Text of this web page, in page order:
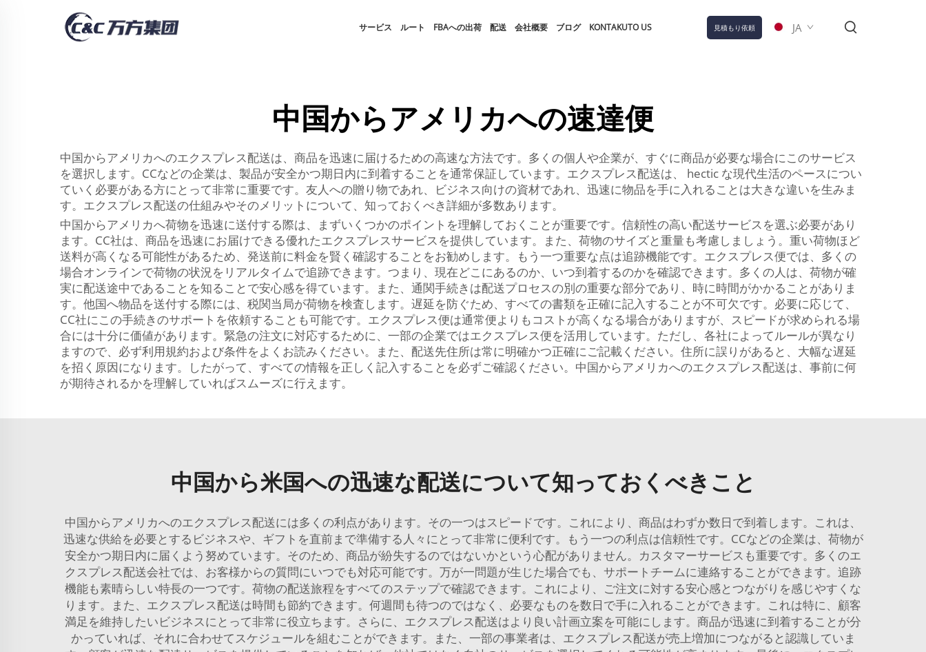
サービス ルート FBAへの出荷 配送 会社概要 ブログ KONTAKUTO US 見積もり依頼 JA
中国からアメリカへの速達便
中国からアメリカへのエクスプレス配送は、商品を迅速に届けるための高速な方法です。多くの個人や企業が、すぐに商品が必要な場合にこのサービス
を選択します。CCなどの企業は、製品が安全かつ期日内に到着することを通常保証しています。エクスプレス配送は、 hectic な現代生活のペースについ
ていく必要がある方にとって非常に重要です。友人への贈り物であれ、ビジネス向けの資材であれ、迅速に物品を手に入れることは大きな違いを生みま
す。エクスプレス配送の仕組みやそのメリットについて、知っておくべき詳細が多数あります。
中国からアメリカへ荷物を迅速に送付する際は、まずいくつかのポイントを理解しておくことが重要です。信頼性の高い配送サービスを選ぶ必要があり
ます。CC社は、商品を迅速にお届けできる優れたエクスプレスサービスを提供しています。また、荷物のサイズと重量も考慮しましょう。重い荷物ほど
送料が高くなる可能性があるため、発送前に料金を賢く確認することをお勧めします。もう一つ重要な点は追跡機能です。エクスプレス便では、多くの
場合オンラインで荷物の状況をリアルタイムで追跡できます。つまり、現在どこにあるのか、いつ到着するのかを確認できます。多くの人は、荷物が確
実に配送途中であることを知ることで安心感を得ています。また、通関手続きは配送プロセスの別の重要な部分であり、時に時間がかかることがありま
す。他国へ物品を送付する際には、税関当局が荷物を検査します。遅延を防ぐため、すべての書類を正確に記入することが不可欠です。必要に応じて、
CC社にこの手続きのサポートを依頼することも可能です。エクスプレス便は通常便よりもコストが高くなる場合がありますが、スピードが求められる場
合には十分に価値があります。緊急の注文に対応するために、一部の企業ではエクスプレス便を活用しています。ただし、各社によってルールが異なり
ますので、必ず利用規約および条件をよくお読みください。また、配送先住所は常に明確かつ正確にご記載ください。住所に誤りがあると、大幅な遅延
を招く原因になります。したがって、すべての情報を正しく記入することを必ずご確認ください。中国からアメリカへのエクスプレス配送は、事前に何
が期待されるかを理解していればスムーズに行えます。
中国から米国への迅速な配送について知っておくべきこと
中国からアメリカへのエクスプレス配送には多くの利点があります。その一つはスピードです。これにより、商品はわずか数日で到着します。これは、
迅速な供給を必要とするビジネスや、ギフトを直前まで準備する人々にとって非常に便利です。もう一つの利点は信頼性です。CCなどの企業は、荷物が
安全かつ期日内に届くよう努めています。そのため、商品が紛失するのではないかという心配がありません。カスタマーサービスも重要です。多くのエ
クスプレス配送会社では、お客様からの質問にいつでも対応可能です。万が一問題が生じた場合でも、サポートチームに連絡することができます。追跡
機能も素晴らしい特長の一つです。荷物の配送旅程をすべてのステップで確認できます。これにより、ご注文に対する安心感とつながりを感じやすくな
ります。また、エクスプレス配送は時間も節約できます。何週間も待つのではなく、必要なものを数日で手に入れることができます。これは特に、顧客
満足を維持したいビジネスにとって非常に役立ちます。さらに、エクスプレス配送はより良い計画立案を可能にします。商品が迅速に到着することが分
かっていれば、それに合わせてスケジュールを組むことができます。また、一部の事業者は、エクスプレス配送が売上増加につながると認識していま